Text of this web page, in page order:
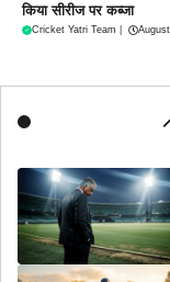
किया सीरीज पर कब्जा
Cricket Yatri Team